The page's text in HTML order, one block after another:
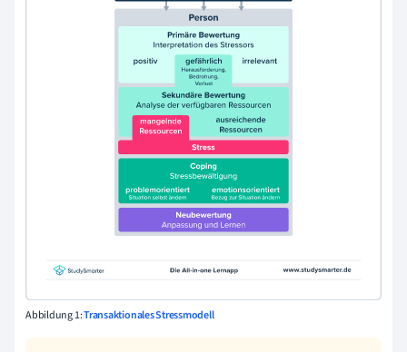
Abbildung 1:Transaktionales Stressmodell